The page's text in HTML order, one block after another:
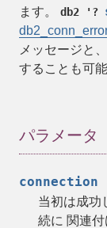
ます。 db2 '?
メッセージと
することも可能
パラメータ
connection
当初は成功
続に 関連付